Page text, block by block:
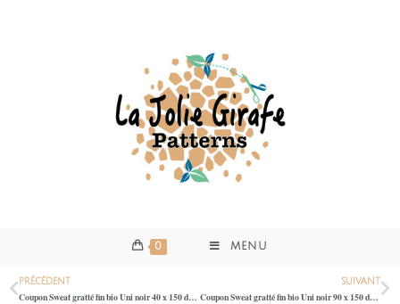
0 MENU
PRÉCÉDENT
Coupon Sweat gratté fin bio Uni noir 40 x 150 de laize
SUIVANT
Coupon Sweat gratté fin bio Uni noir 90 x 150 de laize